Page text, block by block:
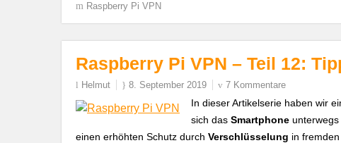
Raspberry Pi VPN
Raspberry Pi VPN – Teil 12:
Helmut 8. September 2019 7 Kommentare
In dieser Artikelserie haben wir
sich das Smartphone unterwegs
einen erhöhten Schutz durch Verschlüsselung in